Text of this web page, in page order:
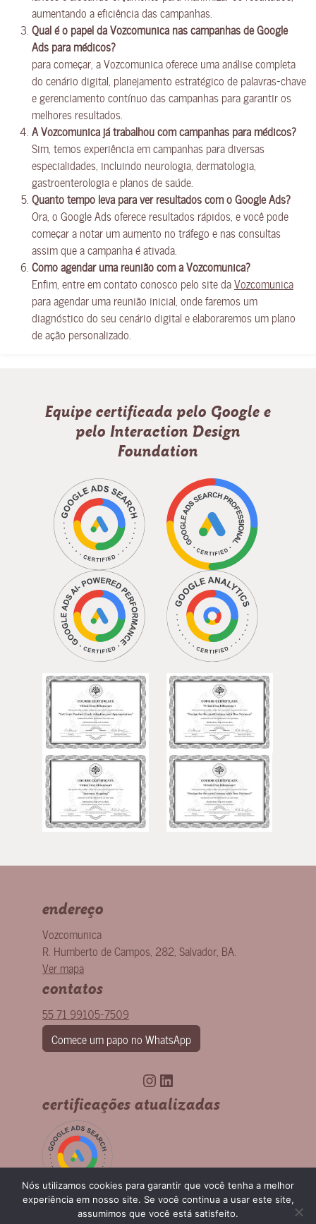
aumentando a eficiência das campanhas.
Qual é o papel da Vozcomunica nas campanhas de Google
Ads para médicos?
para começar, a Vozcomunica oferece uma análise completa
do cenário digital, planejamento estratégico de palavras-chave
e gerenciamento contínuo das campanhas para garantir os
melhores resultados.
A Vozcomunica já trabalhou com campanhas para médicos?
Sim, temos experiência em campanhas para diversas
especialidades, incluindo neurologia, dermatologia,
gastroenterologia e planos de saúde.
Quanto tempo leva para ver resultados com o Google Ads?
Ora, o Google Ads oferece resultados rápidos, e você pode
começar a notar um aumento no tráfego e nas consultas
assim que a campanha é ativada.
Como agendar uma reunião com a Vozcomunica?
Enfim, entre em contato conosco pelo site daVozcomunica
para agendar uma reunião inicial, onde faremos um
diagnóstico do seu cenário digital e elaboraremos um plano
de ação personalizado.
Equipe certificada pelo Google e
pelo Interaction Design
Foundation
endereço
Vozcomunica
R. Humberto de Campos, 282 Salvador BA
Ver mapa
contatos
55 71 99105-7509
Comece um papo no WhatsApp
Instagram
LinkedIn
certificações atualizadas
Nós utilizamos cookies para garantir que você tenha a melhor
experiência em nosso site. Se você continua a usar este site,
assumimos que você está satisfeito.